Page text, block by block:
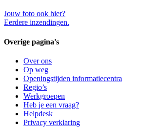
Jouw foto ook hier?
Eerdere inzendingen.
Overige pagina's
Over ons
Op weg
Openingstijden informatiecentra
Regio’s
Werkgroepen
Heb je een vraag?
Helpdesk
Privacy verklaring